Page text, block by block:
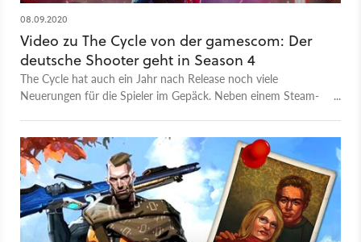
08.09.2020
Video zu The Cycle von der gamescom: Der
deutsche Shooter geht in Season 4
The Cycle hat auch ein Jahr nach Release noch viele
Neuerungen für die Spieler im Gepäck. Neben einem Steam-